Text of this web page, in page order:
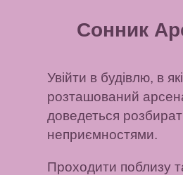
Сонник
Увійти в будівлю, в
розташований
доведеться
неприємностями.
Проходити поблизу